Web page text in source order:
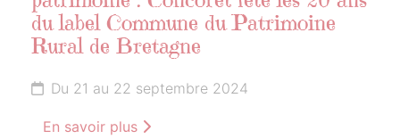
du label Commune du Patrimoine
Rural de Bretagne
Du 21 au 22 septembre 2024
En savoir plus